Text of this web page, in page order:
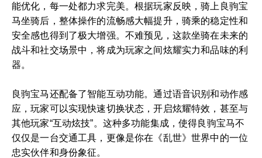
能优化，每一处都力求完美。根据玩家反映，骑上良驹宝
马坐骑后，整体操作的流畅感大幅提升，骑乘的稳定性和
安全感也得到了极大增强。不难预见，这款坐骑在未来的
战斗和社交场景中，将成为玩家之间炫耀实力和品味的利
器。
良驹宝马还配备了智能互动功能。通过语音识别和动作感
应，玩家可以实现快速切换状态，开启炫耀特效，甚至与
其他玩家“互动炫技”。这种多功能集成，使得良驹宝马不
仅仅是一台交通工具，更像是你在《乱世》世界中的一位
忠实伙伴和身份象征。